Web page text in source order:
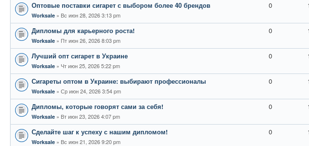
Оптовые поставки сигарет с выбором более 40 брендов
Worksale Вс июн 28, 2026 3:13 pm
0
Дипломы для карьерного роста!
Worksale Пт июн 26, 2026 8:03 pm
0
Лучший опт сигарет в Украине
Worksale Чт июн 25, 2026 5:22 pm
0
Сигареты оптом в Украине: выбирают профессионалы
Worksale Ср июн 24, 2026 3:54 pm
0
Дипломы, которые говорят сами за себя!
Worksale Вт июн 23, 2026 4:07 pm
0
Сделайте шаг к успеху с нашим дипломом!
Worksale Вс июн 21, 2026 9:20 pm
0